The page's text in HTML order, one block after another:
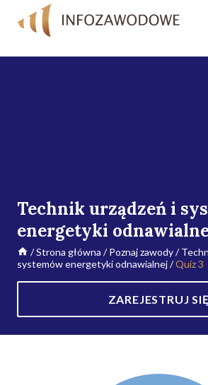
Technik urządzeń i
energetyki
/Strona główna /Poznaj zawody/
systemów energetyki odnawialnej/Quiz 3
ZAREJESTRUJ SIĘ